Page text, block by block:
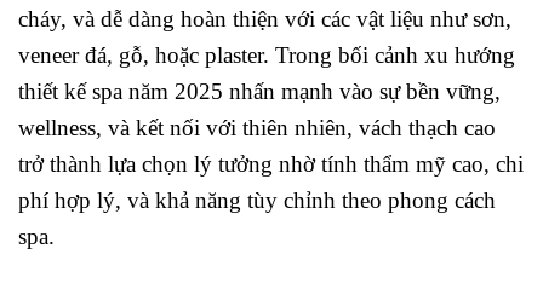
cháy, và dễ dàng hoàn thiện với các vật liệu như sơn,
veneer đá, gỗ, hoặc plaster. Trong bối cảnh xu hướng
thiết kế spa năm 2025 nhấn mạnh vào sự bền vững,
wellness, và kết nối với thiên nhiên, vách thạch cao
trở thành lựa chọn lý tưởng nhờ tính thẩm mỹ cao, chi
phí hợp lý, và khả năng tùy chỉnh theo phong cách
spa.